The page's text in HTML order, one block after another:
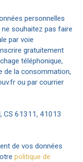
personnelles
souhaitez pas faire
par voie
gratuitement
téléphonique,
de la consommation,
ou par courrier
CS 61311, 41013
de vos données
politique de